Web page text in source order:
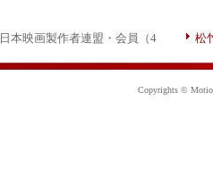
本映画製作者連盟・会員（4
松
Copyrights ©